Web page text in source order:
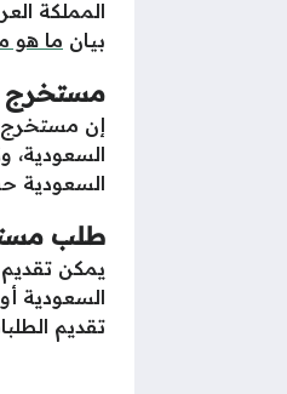
المملكة
بيان ما هو
إن مستخرج
السعودية،
السعودية
طلب
يمكن
السعودية
تقديم